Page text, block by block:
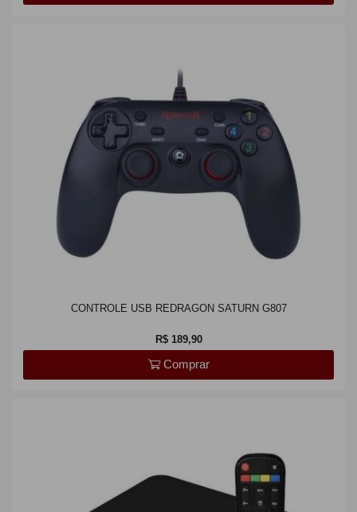
CONTROLE USB REDRAGON SATURN G807
R$ 189,90
Comprar